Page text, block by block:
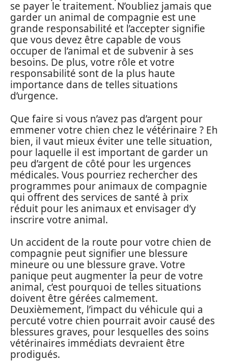
se payer le traitement. N’oubliez jamais que
garder un animal de compagnie est une
grande responsabilité et l’accepter signifie
que vous devez être capable de vous
occuper de l’animal et de subvenir à ses
besoins. De plus, votre rôle et votre
responsabilité sont de la plus haute
importance dans de telles situations
d’urgence.
Que faire si vous n’avez pas d’argent pour
emmener votre chien chez le vétérinaire ? Eh
bien, il vaut mieux éviter une telle situation,
pour laquelle il est important de garder un
peu d’argent de côté pour les urgences
médicales. Vous pourriez rechercher des
programmes pour animaux de compagnie
qui offrent des services de santé à prix
réduit pour les animaux et envisager d’y
inscrire votre animal.
Un accident de la route pour votre chien de
compagnie peut signifier une blessure
mineure ou une blessure grave. Votre
panique peut augmenter la peur de votre
animal, c’est pourquoi de telles situations
doivent être gérées calmement.
Deuxièmement, l’impact du véhicule qui a
percuté votre chien pourrait avoir causé des
blessures graves, pour lesquelles des soins
vétérinaires immédiats devraient être
prodigués.